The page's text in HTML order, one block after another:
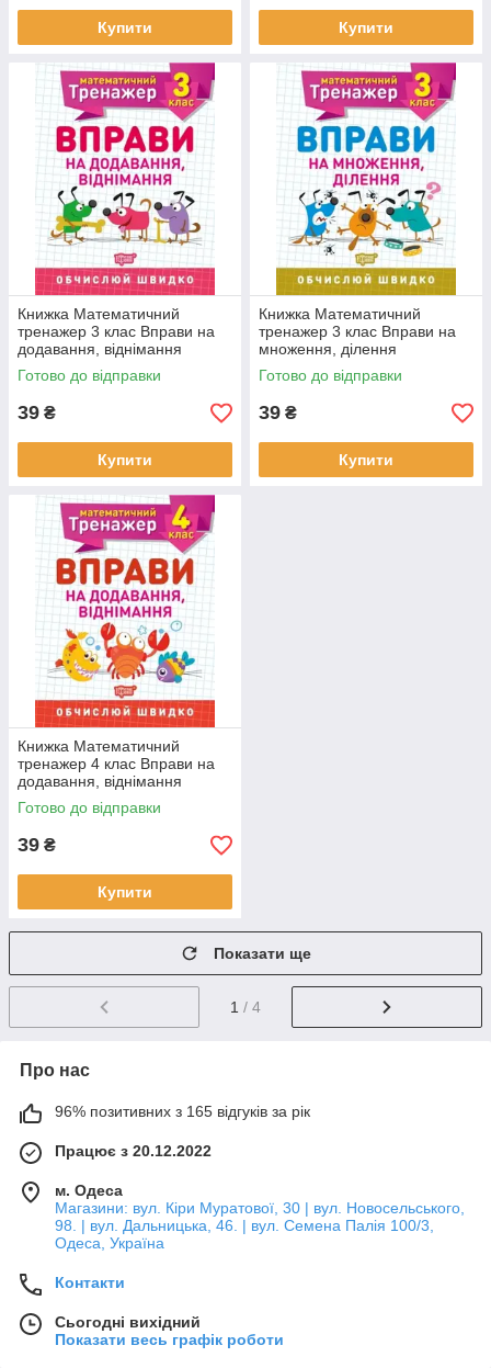
Купити Купити
Книжка Математичний
тренажер 3 клас Вправи на
додавання, віднімання
Готово до відправки
39 ₴
Купити
Книжка Математичний
тренажер 3 клас Вправи на
множення, ділення
Готово до відправки
39 ₴
Купити
Книжка Математичний
тренажер 4 клас Вправи на
додавання, віднімання
Готово до відправки
39 ₴
Купити
Показати ще
1 / 4
Про нас
96% позитивних з 165 відгуків за рік
Працює з 20.12.2022
м. Одеса
Магазини: вул. Кіри Муратової, 30 | вул. Новосельського,
98. | вул. Дальницька, 46. | вул. Семена Палія 100/3,
Одеса, Україна
Контакти
Сьогодні вихідний
Показати весь графік роботи